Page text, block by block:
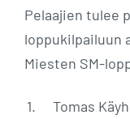
Pelaajien tulee
loppukilpailuun
Miesten SM-
1. Tomas